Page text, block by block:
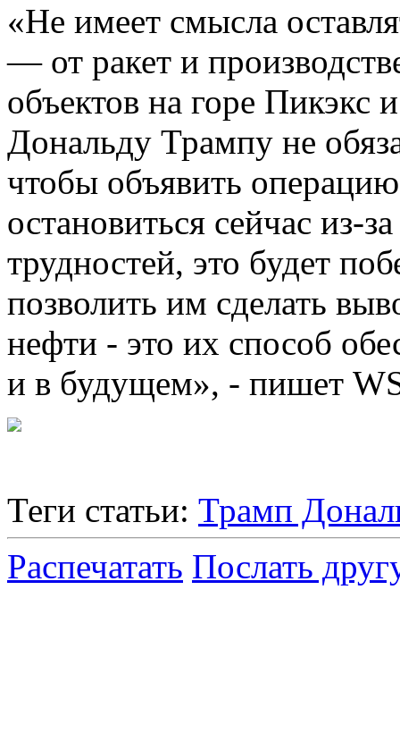
«Не имеет смысла
— от ракет и
объектов на горе Пикэкс
Дональду Трампу не
чтобы объявить
остановиться сейчас из-
трудностей, это будет
позволить им сделать
нефти - это их способ
и в будущем», - пишет
Теги статьи: Трамп
Распечатать Послать